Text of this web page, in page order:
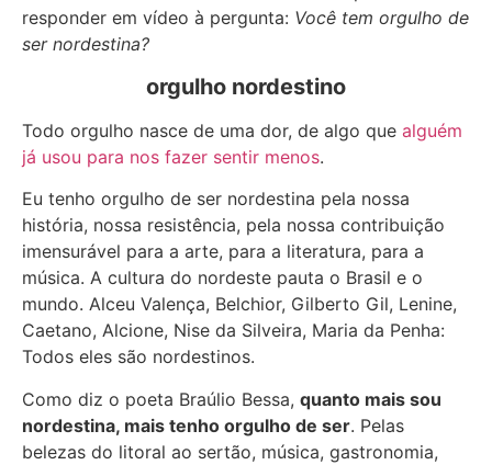
responder em vídeo à pergunta: Você tem orgulho de
ser nordestina?
orgulho nordestino
Todo orgulho nasce de uma dor, de algo que alguém
já usou para nos fazer sentir menos.
Eu tenho orgulho de ser nordestina pela nossa
história, nossa resistência, pela nossa contribuição
imensurável para a arte, para a literatura, para a
música. A cultura do nordeste pauta o Brasil e o
mundo. Alceu Valença, Belchior, Gilberto Gil, Lenine,
Caetano, Alcione, Nise da Silveira, Maria da Penha:
Todos eles são nordestinos.
Como diz o poeta Braúlio Bessa, quanto mais sou
nordestina, mais tenho orgulho de ser. Pelas
belezas do litoral ao sertão, música, gastronomia,